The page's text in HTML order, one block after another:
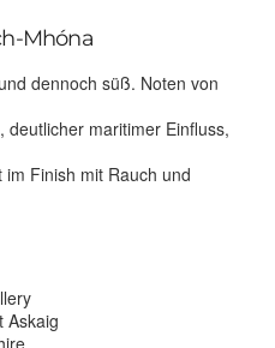
Mhóna
dennoch süß. Noten von
maritimer Einfluss,
Finish mit Rauch und
Askaig